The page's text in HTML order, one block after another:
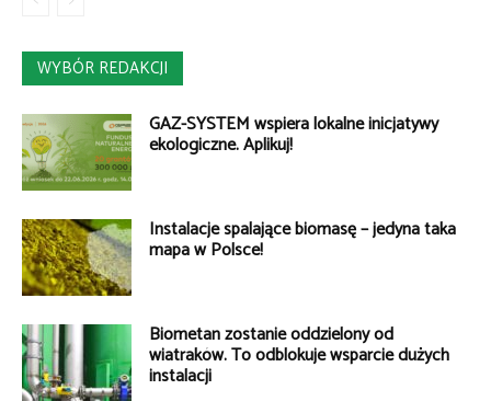
WYBÓR REDAKCJI
GAZ-SYSTEM wspiera lokalne inicjatywy
ekologiczne. Aplikuj!
Instalacje spalające biomasę – jedyna taka
mapa w Polsce!
Biometan zostanie oddzielony od
wiatraków. To odblokuje wsparcie dużych
instalacji